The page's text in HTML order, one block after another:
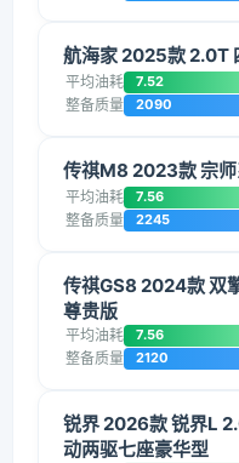
航海家 2025款 2.0T
平均油耗 7.52
整备质量 2090
传祺M8 2023款 宗师
平均油耗 7.56
整备质量 2245
传祺GS8 2024款 双
尊贵版
平均油耗 7.56
整备质量 2120
锐界 2026款 锐界L
动两驱七座豪华型